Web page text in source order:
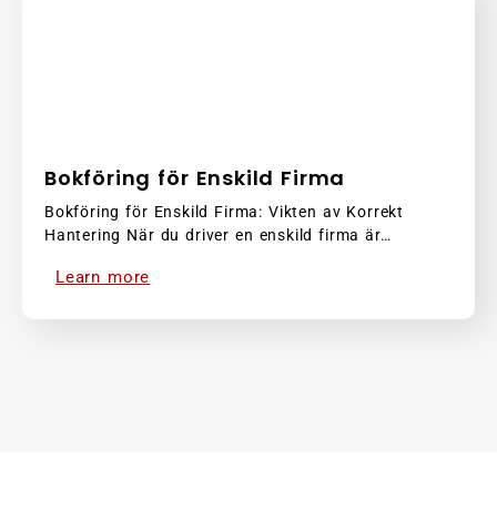
Bokföring för Enskild Firma
Bokföring för Enskild Firma: Vikten av Korrekt
Hantering När du driver en enskild firma är…
Learn more